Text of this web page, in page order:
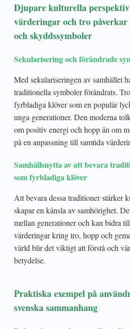
Djupare kulturella
värderingar och tro
och skyddssymboler
Sekularisering och förändrade
Med sekulariseringen av samhället
traditionella symboler förändrats.
fyrbladiga klöver som en populär
unga generationer. Den moderna
om positiv energi och hopp än om
på en anpassning till samtida
Samhällsnytta av att bevara
som fyrbladiga klöver
Att bevara dessa traditioner stärker
skapar en känsla av samhörighet.
mellan generationer och kan bidra
värderingar kring tro, hopp och
värld blir det viktigt att förstå och
betydelse.
Praktiska exempel på
svenska sammanhang